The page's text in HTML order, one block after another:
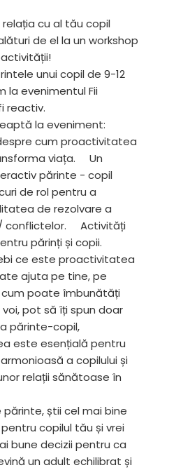
cu al tău copil
de el la un workshop
unui copil de 9-12
la evenimentul Fii
reactiv.
la eveniment:
cum proactivitatea
viața.
Un
părinte - copil
de rol pentru a
de rezolvare a
conflictelor.
Activități
părinți și copii.
ce este proactivitatea
ajuta pe tine, pe
cum poate îmbunătăți
pot să îți spun doar
părinte-copil,
este esențială pentru
a copilului și
relații sănătoase în
părinte, știi cel mai bine
copilul tău și vrei
bune decizii pentru ca
un adult echilibrat și